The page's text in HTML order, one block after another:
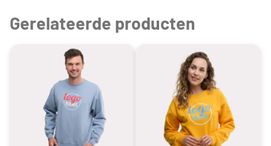
Gerelateerde producten